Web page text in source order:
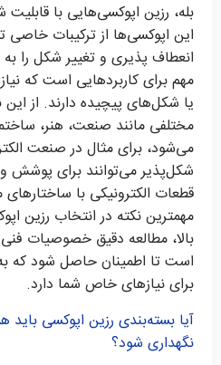
بله، رزین اپوکسی‌هایی با
این اپوکسی‌ها از ترکیبات خاصی
انعطاف پذیری و تغییر شکل را
مهم برای کاربردهایی است که
یا شکل‌های پیچیده دارند. از
مختلفی مانند صنعت، هنر،
می‌شود، برای مثال در صنعت
شکل‌پذیر می‌توانند برای پوشش
قطعات الکترونیکی با
مهمترین نکته در انتخاب رزین
بالا، مطالعه دقیق خصوصیات
است تا اطمینان حاصل شود که به
برای نیازهای خاص شما دارد.
آیا بسته‌بندی رزین اپوکسی
نگهداری شود؟